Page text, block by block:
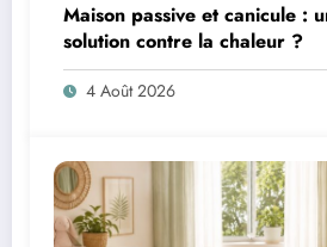
Maison passive et canicule :
solution contre la chaleur ?
4 Août 2026